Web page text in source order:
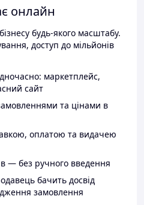
онлайн
будь-якого масштабу.
доступ до мільйонів
маркетплейс,
сайт
та цінами в
оплатою та видачею
— без ручного введення
бачить досвід
замовлення